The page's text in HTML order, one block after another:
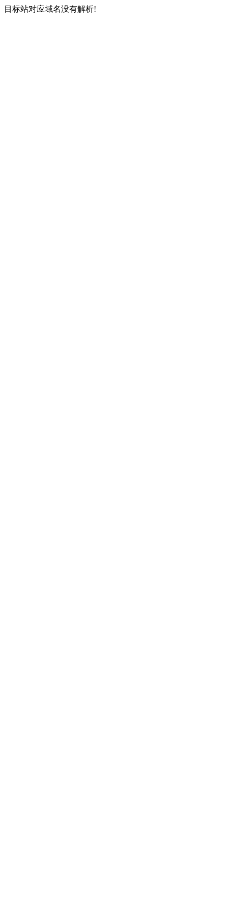
目标站对应域名没有解析!